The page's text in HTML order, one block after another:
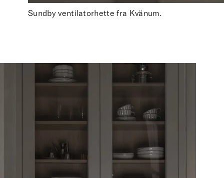
Sundby ventilatorhette fra Kvänum.